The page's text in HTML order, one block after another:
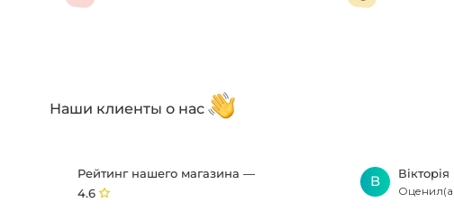
Наши клиенты о нас
Рейтинг нашего магазина —
4.6
В